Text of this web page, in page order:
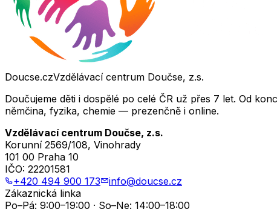
Doucse.czVzdělávací centrum Doučse, z.s.
Doučujeme děti i dospělé po celé ČR už přes 7 let. Od
němčina, fyzika, chemie — prezenčně i online.
Vzdělávací centrum Doučse, z.s.
Korunní 2569/108, Vinohrady
101 00 Praha 10
IČO: 22201581
+420 494 900 173
info@doucse.cz
Zákaznická linka
Po–Pá: 9:00–19:00 · So–Ne: 14:00–18:00